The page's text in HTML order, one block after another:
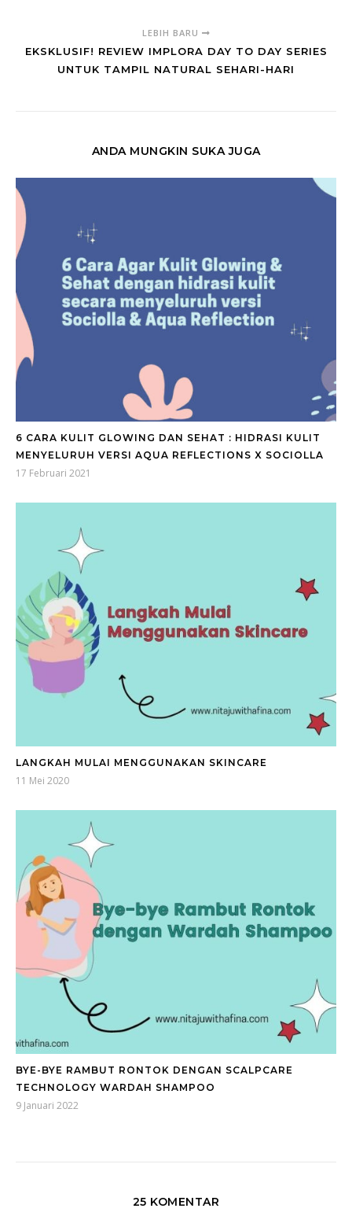
LEBIH BARU
EKSKLUSIF! REVIEW IMPLORA DAY TO DAY SERIES
UNTUK TAMPIL NATURAL SEHARI-HARI
ANDA MUNGKIN SUKA JUGA
6 CARA KULIT GLOWING DAN SEHAT : HIDRASI KULIT
MENYELURUH VERSI AQUA REFLECTIONS X SOCIOLLA
17 Februari 2021
LANGKAH MULAI MENGGUNAKAN SKINCARE
11 Mei 2020
BYE-BYE RAMBUT RONTOK DENGAN SCALPCARE
TECHNOLOGY WARDAH SHAMPOO
9 Januari 2022
25 KOMENTAR